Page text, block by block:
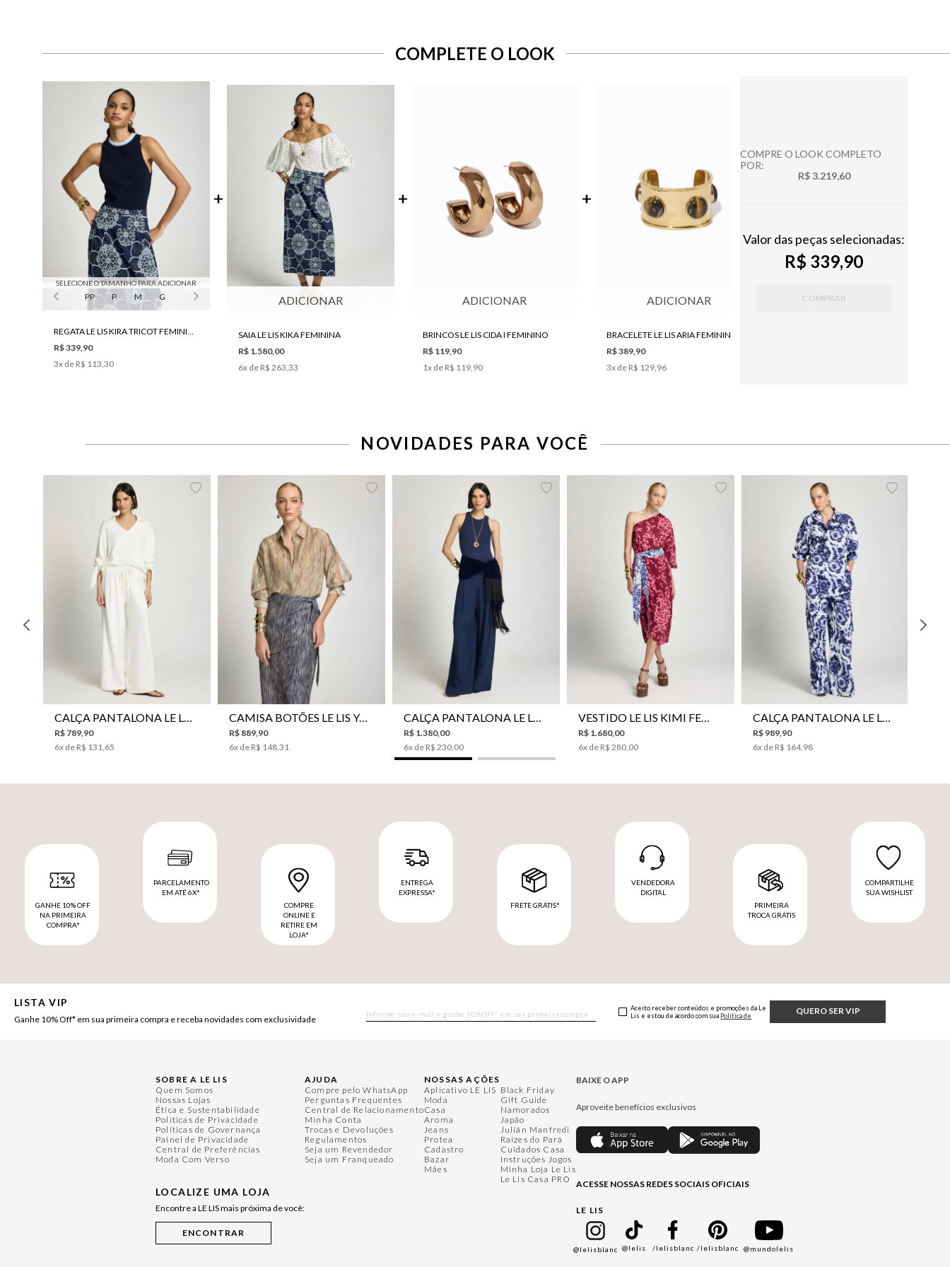
COMPLETE O LOOK
SELECIONE O TAMANHO PARA ADICIONAR
PP P M G
REGATA LE LIS KIRA TRICOT FEMININA
R$ 339,90
3x de R$ 113,30
ADICIONAR
SAIA LE LIS KIKA FEMININA
R$ 1.580,00
6x de R$ 263,33
ADICIONAR
BRINCOS LE LIS CIDA I FEMININO
R$ 119,90
1x de R$ 119,90
ADICIONAR
BRACELETE LE LIS ARIA FEMININO
R$ 389,90
3x de R$ 129,96
ADICIONAR
COMPRE O LOOK COMPLETO
POR:
R$ 3.219,60
Valor das peças selecionadas:
R$ 339,90
COMPRAR
NOVIDADES PARA VOCÊ
CALÇA PANTALONA LE LIS HORI FEMININA
R$ 789,90
6x de R$ 131,65
CAMISA BOTÕES LE LIS YANNA FEMININA
R$ 889,90
6x de R$ 148,31
34 36 38 40 42 44
CALÇA PANTALONA LE LIS SAKURA II FEMININA
R$ 1.380,00
6x de R$ 230,00
VESTIDO LE LIS KIMI FEMININO
R$ 1.680,00
6x de R$ 280,00
CALÇA PANTALONA LE LIS JESSICA FEMININA
R$ 989,90
6x de R$ 164,98
GANHE 10% OFF
NA PRIMEIRA
COMPRA*
PARCELAMENTO
EM ATÉ 6X*
COMPRE
ONLINE E
RETIRE EM
LOJA*
ENTREGA
EXPRESSA*
FRETE GRÁTIS*
VENDEDORA
DIGITAL
PRIMEIRA
TROCA GRÁTIS
COMPARTILHE
SUA WISHLIST
LISTA VIP
Ganhe 10% Off* em sua primeira compra e receba novidades com exclusividade
QUERO SER VIP
Aceito receber conteúdos e promoções da Le
Lis e estou de acordo com sua Política de
SOBRE A LE LIS
Quem Somos
Nossas Lojas
Ética e Sustentabilidade
Políticas de Privacidade
Políticas de Governança
Painel de Privacidade
Central de Preferências
Moda Com Verso
LOCALIZE UMA LOJA
Encontre a LE LIS mais próxima de você:
AJUDA
Compre pelo WhatsApp
Perguntas Frequentes
Central de Relacionamento
Minha Conta
Trocas e Devoluções
Regulamentos
Seja um Revendedor
Seja um Franqueado
NOSSAS AÇÕES
Aplicativo LE LIS
Moda
Casa
Aroma
Jeans
Protea
Cadastro
Bazar
Mães
Black Friday
Gift Guide
Namorados
Japão
Julián Manfredi
Raízes do Pará
Cuidados Casa
Instruções Jogos
Minha Loja Le Lis
Le Lis Casa PRO
BAIXE O APP
Aproveite benefícios exclusivos
ACESSE NOSSAS REDES SOCIAIS OFICIAIS
LE LIS
@lelisblanc @lelis /lelisblanc /lelisblanc @mundolelis